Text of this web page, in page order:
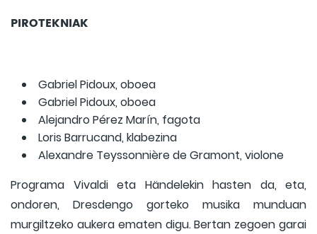
PIROTEKNIAK
Gabriel Pidoux, oboea
Gabriel Pidoux, oboea
Alejandro Pérez Marín, fagota
Loris Barrucand, klabezina
Alexandre Teyssonnière de Gramont, violone
Programa Vivaldi eta Händelekin hasten da, eta,
ondoren, Dresdengo gorteko musika munduan
murgiltzeko aukera ematen digu. Bertan zegoen garai